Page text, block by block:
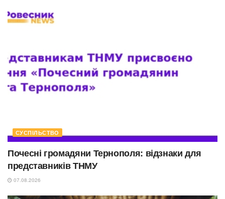
СУСПІЛЬСТВО
Почесні громадяни Тернополя: відзнаки для
представників ТНМУ
07.08.2026